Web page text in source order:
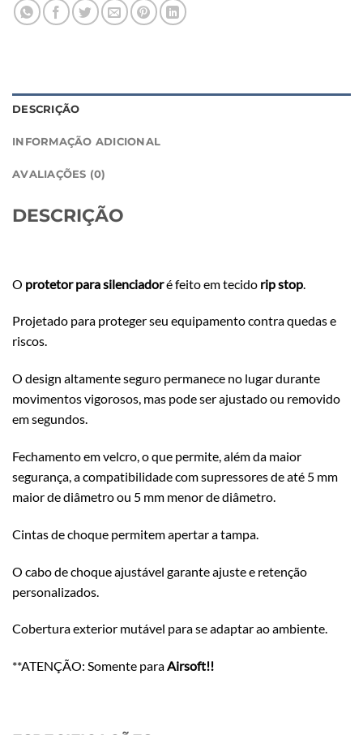
DESCRIÇÃO
INFORMAÇÃO ADICIONAL
AVALIAÇÕES (0)
DESCRIÇÃO
O protetor para silenciadoré feito em tecido rip stop
Projetado para proteger seu equipamento contra quedas e
riscos.
O design altamente seguro permanece no lugar durante
movimentos vigorosos, mas pode ser ajustado ou removido
em segundos.
Fechamento em velcro, o que permite, além da maior
segurança, a compatibilidade com supressores de até 5 mm
maior de diâmetro ou 5 mm menor de diâmetro.
Cintas de choque permitem apertar a tampa.
O cabo de choque ajustável garante ajuste e retenção
personalizados.
Cobertura exterior mutável para se adaptar ao ambiente.
**ATENÇÃO: Somente paraAirsoft!!